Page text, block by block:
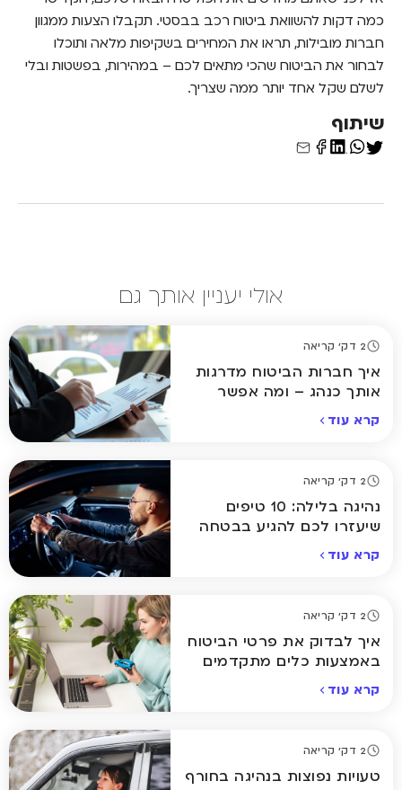
כמה דקות להשוואת ביטוח רכב בבסטי. תקבלו הצעות ממגוון
חברות מובילות, תראו את המחירים בשקיפות מלאה ותוכלו
לבחור את הביטוח שהכי מתאים לכם – במהירות, בפשטות ובלי
לשלם שקל אחד יותר ממה שצריך.
שיתוף
אולי יעניין אותך גם
2 דק' קריאה
איך חברות הביטוח מדרגות
אותך כנהג – ומה אפשר
קרא עוד
2 דק' קריאה
נהיגה בלילה: 10 טיפים
שיעזרו לכם להגיע בבטחה
קרא עוד
2 דק' קריאה
איך לבדוק את פרטי הביטוח
באמצעות כלים מתקדמים
קרא עוד
2 דק' קריאה
טעויות נפוצות בנהיגה בחורף